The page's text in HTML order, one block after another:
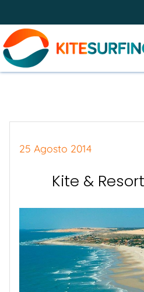
25 Agosto 2014
Kite &